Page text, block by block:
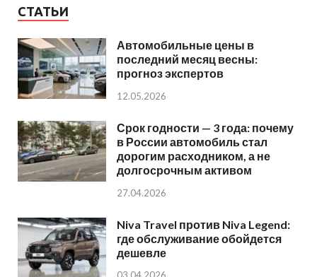
СТАТЬИ
Автомобильные цены в
последний месяц весны:
прогноз экспертов
12.05.2026
Срок годности — 3 года: почему
в России автомобиль стал
дорогим расходником, а не
долгосрочным активом
27.04.2026
Niva Travel против Niva Legend:
где обслуживание обойдется
дешевле